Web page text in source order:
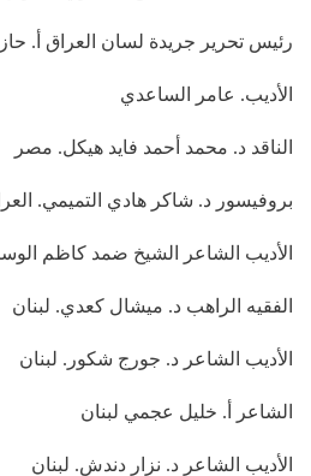
رئيس تحرير جريدة لسان العراق أ.
الأديب. عامر الساعدي
الناقد د. محمد أحمد فايد هيكل. مصر
بروفيسور د. شاكر هادي التميمي.
الأديب الشاعر الشيخ ضمد كاظم
الفقيه الراهب د. ميشال كعدي. لبنان
الأديب الشاعر د. جورج شكور. لبنان
الشاعر أ. خليل عجمي لبنان
الأديب الشاعر د. نزار دندش. لبنان